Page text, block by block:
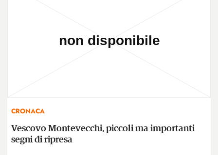
CRONACA
Vescovo Montevecchi, piccoli ma importanti
segni di ripresa